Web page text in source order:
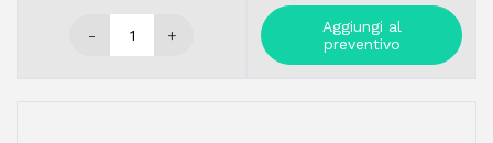
- +
Aggiungi al
preventivo